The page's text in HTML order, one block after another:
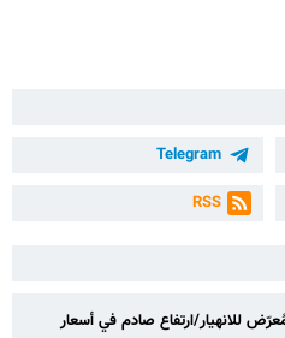
Telegram
RSS
للانهيار/ارتفاع صادم في أسعار